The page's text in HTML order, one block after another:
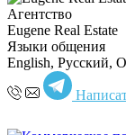
Агентство
Eugene Real Estate
Языки общения
English, Русский,